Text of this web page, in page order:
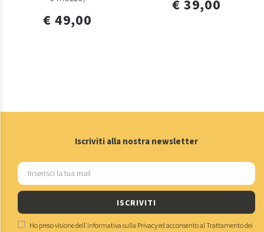
€ 49,00
€ 39,00
Iscriviti alla nostra newsletter
ISCRIVITI
Ho preso visione dell'informativa sulla Privacyed acconsento alTrattamento dei